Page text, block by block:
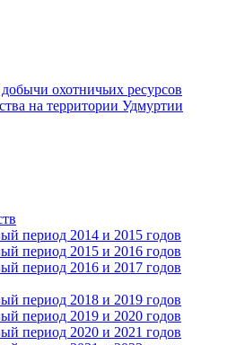
охотничьих ресурсов
на территории Удмуртии
период 2014 и 2015 годов
период 2015 и 2016 годов
период 2016 и 2017 годов
период 2018 и 2019 годов
период 2019 и 2020 годов
период 2020 и 2021 годов